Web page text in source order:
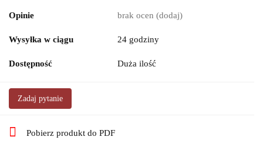
Opinie brak ocen (dodaj)
Wysyłka w ciągu 24 godziny
Dostępność Duża ilość
Zadaj pytanie
Pobierz produkt do PDF